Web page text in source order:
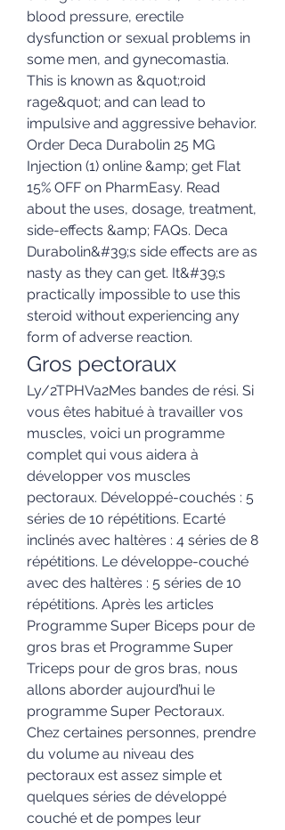
blood pressure, erectile
dysfunction or sexual problems in
some men, and gynecomastia.
This is known as &quot;roid
rage&quot; and can lead to
impulsive and aggressive behavior.
Order Deca Durabolin 25 MG
Injection (1) online &amp; get Flat
15% OFF on PharmEasy. Read
about the uses, dosage, treatment,
side-effects &amp; FAQs. Deca
Durabolin&#39;s side effects are as
nasty as they can get. It&#39;s
practically impossible to use this
steroid without experiencing any
form of adverse reaction.
Gros pectoraux
Ly/2TPHVa2Mes bandes de rési. Si
vous êtes habitué à travailler vos
muscles, voici un programme
complet qui vous aidera à
développer vos muscles
pectoraux. Développé-couchés : 5
séries de 10 répétitions. Ecarté
inclinés avec haltères : 4 séries de 8
répétitions. Le développe-couché
avec des haltères : 5 séries de 10
répétitions. Après les articles
Programme Super Biceps pour de
gros bras et Programme Super
Triceps pour de gros bras, nous
allons aborder aujourd’hui le
programme Super Pectoraux.
Chez certaines personnes, prendre
du volume au niveau des
pectoraux est assez simple et
quelques séries de développé
couché et de pompes leur